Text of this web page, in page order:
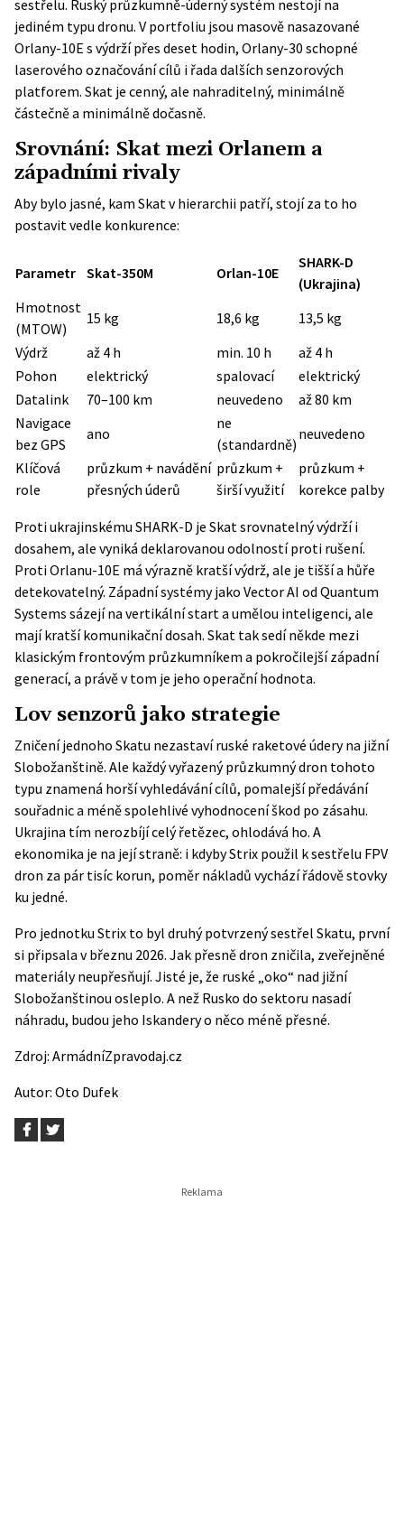
sestřelu. Ruský průzkumně-úderný systém nestojí na
jediném typu dronu. V portfoliu jsou masově nasazované
Orlany-10E s výdrží přes deset hodin, Orlany-30 schopné
laserového označování cílů i řada dalších senzorových
platforem. Skat je cenný, ale nahraditelný, minimálně
částečně a minimálně dočasně.
Srovnání: Skat mezi Orlanem a
západními rivaly
Aby bylo jasné, kam Skat v hierarchii patří, stojí za to ho
postavit vedle konkurence:
Parametr Skat-350M Orlan-10E
SHARK-D
(Ukrajina)
Hmotnost
(MTOW)
15 kg 18,6 kg
13,5 kg
Výdrž
až 4 h min. 10 h
až 4 h
Pohon
elektrický spalovací
elektrický
Datalink
70–100 km neuvedeno
až 80 km
Navigace
bez GPS
ano
ne
(standardně)
neuvedeno
Klíčová
role
průzkum + navádění
přesných úderů
průzkum +
širší využití
průzkum +
korekce palby
Proti ukrajinskému SHARK-D je Skat srovnatelný výdrží i
dosahem, ale vyniká deklarovanou odolností proti rušení.
Proti Orlanu-10E má výrazně kratší výdrž, ale je tišší a hůře
detekovatelný. Západní systémy jako Vector AI od Quantum
Systems sázejí na vertikální start a umělou inteligenci, ale
mají kratší komunikační dosah. Skat tak sedí někde mezi
klasickým frontovým průzkumníkem a pokročilejší západní
generací, a právě v tom je jeho operační hodnota.
Lov senzorů jako strategie
Zničení jednoho Skatu nezastaví ruské raketové údery na jižní
Slobožanštině. Ale každý vyřazený průzkumný dron tohoto
typu znamená horší vyhledávání cílů, pomalejší předávání
souřadnic a méně spolehlivé vyhodnocení škod po zásahu.
Ukrajina tím nerozbíjí celý řetězec, ohlodává ho. A
ekonomika je na její straně: i kdyby Strix použil k sestřelu FPV
dron za pár tisíc korun, poměr nákladů vychází řádově stovky
ku jedné.
Pro jednotku Strix to byl druhý potvrzený sestřel Skatu, první
si připsala v březnu 2026. Jak přesně dron zničila, zveřejněné
materiály neupřesňují. Jisté je, že ruské „oko“ nad jižní
Slobožanštinou osleplo. A než Rusko do sektoru nasadí
náhradu, budou jeho Iskandery o něco méně přesné.
Zdroj: ArmádníZpravodaj.cz
Autor: Oto Dufek